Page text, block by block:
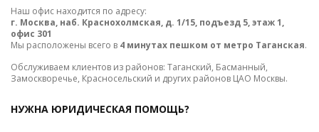
Наш офис находится по адресу:
г. Москва, наб. Краснохолмская, д. 1/15, подъезд 5, этаж 1,
офис 301
Мы расположены всего в 4 минутах пешком от метро Таганская.
Обслуживаем клиентов из районов: Таганский, Басманный,
Замоскворечье, Красносельский и других районов ЦАО Москвы.
НУЖНА ЮРИДИЧЕСКАЯ ПОМОЩЬ?